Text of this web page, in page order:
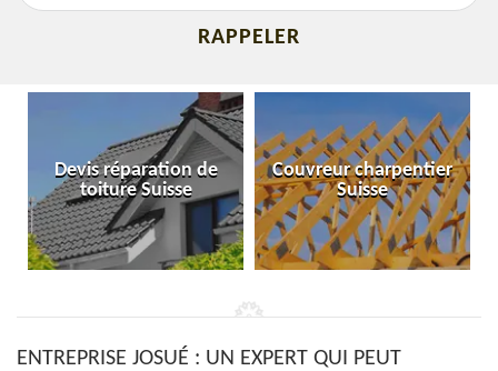
Devis réparation de
toiture Suisse
Couvreur charpentier
Suisse
ENTREPRISE JOSUÉ : UN EXPERT QUI PEUT